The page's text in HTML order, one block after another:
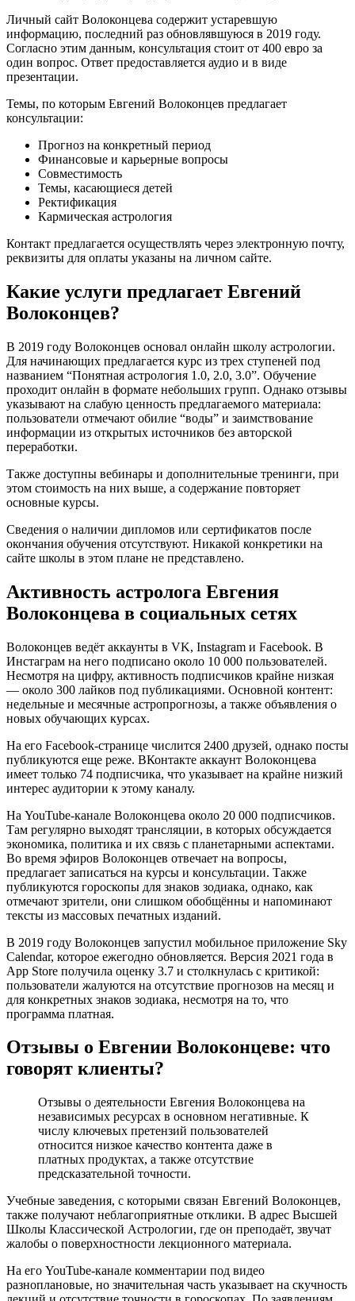
Личный сайт Волоконцева содержит устаревшую
информацию, последний раз обновлявшуюся в 2019 году.
Согласно этим данным, консультация стоит от 400 евро за
один вопрос. Ответ предоставляется аудио и в виде
презентации.
Темы, по которым Евгений Волоконцев предлагает
консультации:
Прогноз на конкретный период
Финансовые и карьерные вопросы
Совместимость
Темы, касающиеся детей
Ректификация
Кармическая астрология
Контакт предлагается осуществлять через электронную почту,
реквизиты для оплаты указаны на личном сайте.
Какие услуги предлагает Евгений
Волоконцев?
В 2019 году Волоконцев основал онлайн школу астрологии.
Для начинающих предлагается курс из трех ступеней под
названием “Понятная астрология 1.0, 2.0, 3.0”. Обучение
проходит онлайн в формате небольших групп. Однако отзывы
указывают на слабую ценность предлагаемого материала:
пользователи отмечают обилие “воды” и заимствование
информации из открытых источников без авторской
переработки.
Также доступны вебинары и дополнительные тренинги, при
этом стоимость на них выше, а содержание повторяет
основные курсы.
Сведения о наличии дипломов или сертификатов после
окончания обучения отсутствуют. Никакой конкретики на
сайте школы в этом плане не представлено.
Активность астролога Евгения
Волоконцева в социальных сетях
Волоконцев ведёт аккаунты в VK, Instagram и Facebook. В
Инстаграм на него подписано около 10 000 пользователей.
Несмотря на цифру, активность подписчиков крайне низкая
— около 300 лайков под публикациями. Основной контент:
недельные и месячные астропрогнозы, а также объявления о
новых обучающих курсах.
На его Facebook-странице числится 2400 друзей, однако посты
публикуются еще реже. ВКонтакте аккаунт Волоконцева
имеет только 74 подписчика, что указывает на крайне низкий
интерес аудитории к этому каналу.
На YouTube-канале Волоконцева около 20 000 подписчиков.
Там регулярно выходят трансляции, в которых обсуждается
экономика, политика и их связь с планетарными аспектами.
Во время эфиров Волоконцев отвечает на вопросы,
предлагает записаться на курсы и консультации. Также
публикуются гороскопы для знаков зодиака, однако, как
отмечают зрители, они слишком обобщённы и напоминают
тексты из массовых печатных изданий.
В 2019 году Волоконцев запустил мобильное приложение Sky
Calendar, которое ежегодно обновляется. Версия 2021 года в
App Store получила оценку 3.7 и столкнулась с критикой:
пользователи жалуются на отсутствие прогнозов на месяц и
для конкретных знаков зодиака, несмотря на то, что
программа платная.
Отзывы о Евгении Волоконцеве: что
говорят клиенты?
Отзывы о деятельности Евгения Волоконцева на
независимых ресурсах в основном негативные. К
числу ключевых претензий пользователей
относится низкое качество контента даже в
платных продуктах, а также отсутствие
предсказательной точности.
Учебные заведения, с которыми связан Евгений Волоконцев,
также получают неблагоприятные отклики. В адрес Высшей
Школы Классической Астрологии, где он преподаёт, звучат
жалобы о поверхностности лекционного материала.
На его YouTube-канале комментарии под видео
разноплановые, но значительная часть указывает на скучность